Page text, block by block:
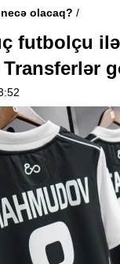
necə olacaq?
futbolçu
Transferlər